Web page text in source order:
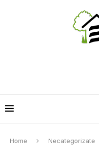
Home Necategorizate